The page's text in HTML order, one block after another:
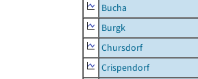
Bucha
Burgk
Chursdorf
Crispendorf